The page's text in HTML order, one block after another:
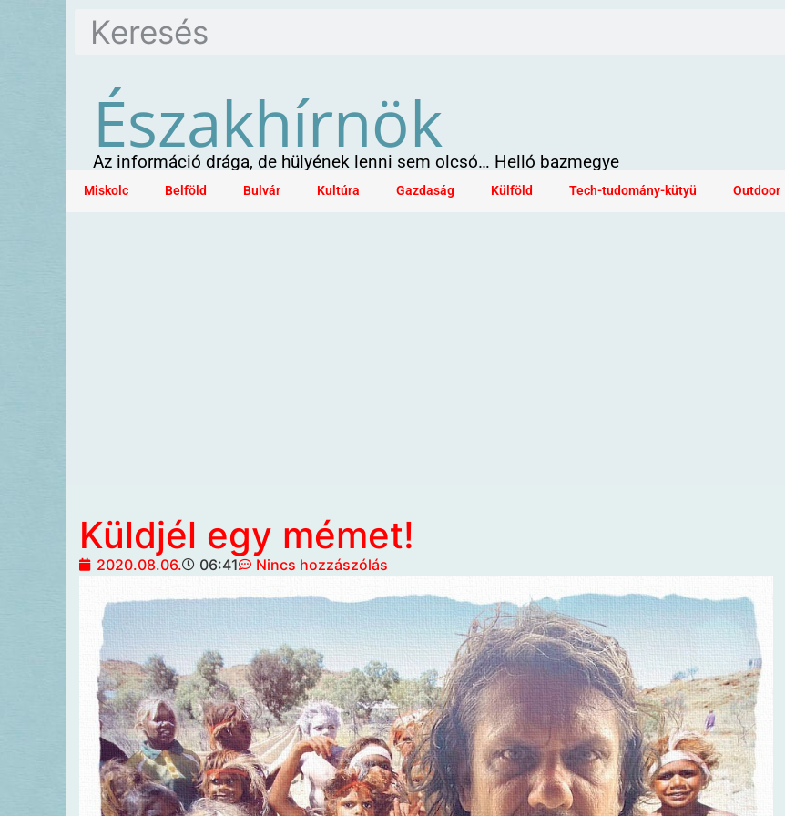
Északhírnök
Az információ drága, de hülyének lenni sem olcsó… Helló bazmegye
Miskolc Belföld Bulvár Kultúra Gazdaság Külföld Tech-tudomány-kütyü Outdoor
Küldjél egy mémet!
2020.08.06. 06:41 Nincs hozzászólás